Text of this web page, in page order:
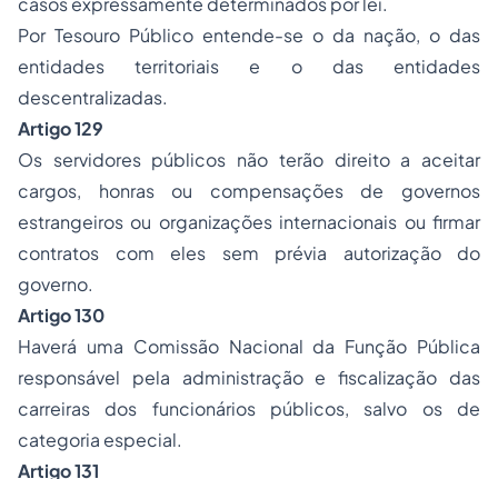
Por Tesouro Público entende-se o da nação, o das
entidades territoriais e o das entidades
descentralizadas.
Artigo 129
Os servidores públicos não terão direito a aceitar
cargos, honras ou compensações de governos
estrangeiros ou organizações internacionais ou firmar
contratos com eles sem prévia autorização do
governo.
Artigo 130
Haverá uma Comissão Nacional da Função Pública
responsável pela administração e fiscalização das
carreiras dos funcionários públicos, salvo os de
categoria especial.
Artigo 131